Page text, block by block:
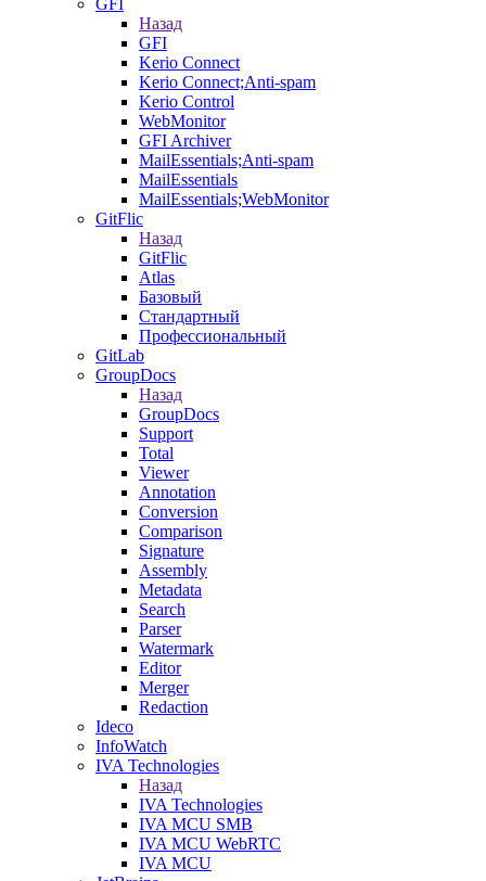
GFI
Назад
GFI
Kerio Connect
Kerio Connect;Anti-spam
Kerio Control
WebMonitor
GFI Archiver
MailEssentials;Anti-spam
MailEssentials
MailEssentials;WebMonitor
GitFlic
Назад
GitFlic
Atlas
Базовый
Стандартный
Профессиональный
GitLab
GroupDocs
Назад
GroupDocs
Support
Total
Viewer
Annotation
Conversion
Comparison
Signature
Assembly
Metadata
Search
Parser
Watermark
Editor
Merger
Redaction
Ideco
InfoWatch
IVA Technologies
Назад
IVA Technologies
IVA MCU SMB
IVA MCU WebRTC
IVA MCU